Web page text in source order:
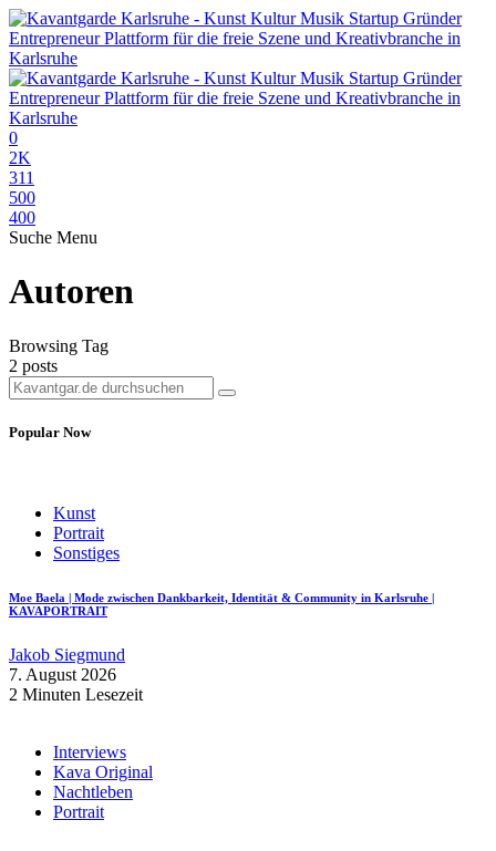
0
2K
311
500
400
Suche Menu
Autoren
Browsing Tag
2 posts
Popular Now
Kunst
Portrait
Sonstiges
Moe Baela | Mode zwischen Dankbarkeit, Identität & Community in Karlsruhe |
KAVAPORTRAIT
Jakob Siegmund
7. August 2026
2 Minuten Lesezeit
Interviews
Kava Original
Nachtleben
Portrait